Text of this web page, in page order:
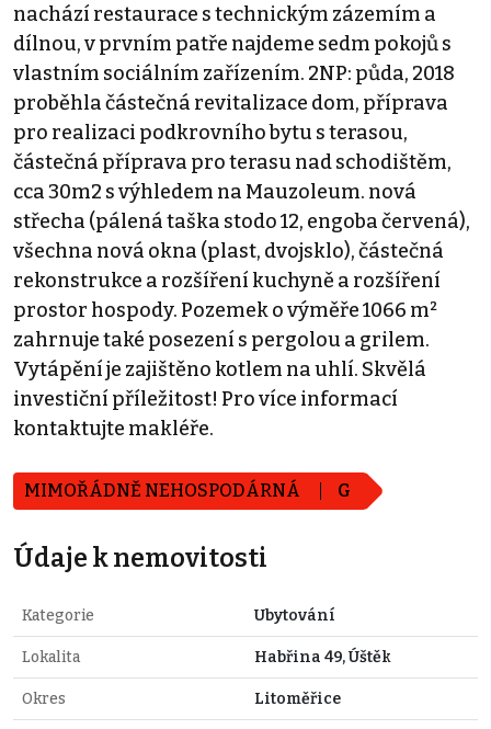
nachází restaurace s technickým zázemím a
dílnou, v prvním patře najdeme sedm pokojů s
vlastním sociálním zařízením. 2NP: půda, 2018
proběhla částečná revitalizace dom, příprava
pro realizaci podkrovního bytu s terasou,
částečná příprava pro terasu nad schodištěm,
cca 30m2 s výhledem na Mauzoleum. nová
střecha (pálená taška stodo 12, engoba červená),
všechna nová okna (plast, dvojsklo), částečná
rekonstrukce a rozšíření kuchyně a rozšíření
prostor hospody. Pozemek o výměře 1066 m²
zahrnuje také posezení s pergolou a grilem.
Vytápění je zajištěno kotlem na uhlí. Skvělá
investiční příležitost! Pro více informací
kontaktujte makléře.
MIMOŘÁDNĚ NEHOSPODÁRNÁ G
Údaje k nemovitosti
Kategorie Ubytování
Lokalita Habřina 49, Úštěk
Okres Litoměřice